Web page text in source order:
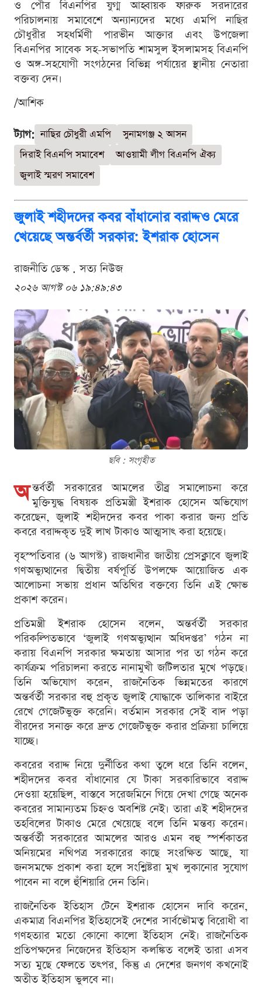
ও পৌর বিএনপির যুগ্ম আহ্বায়ক ফারুক সরদারের
পরিচালনায় সমাবেশে অন্যান্যদের মধ্যে এমপি নাছির
চৌধুরীর সহধর্মিণী পারভীন আক্তার এবং উপজেলা
বিএনপির সাবেক সহ-সভাপতি শামসুল ইসলামসহ বিএনপি
ও অঙ্গ-সহযোগী সংগঠনের বিভিন্ন পর্যায়ের স্থানীয় নেতারা
বক্তব্য দেন।
/আশিক
ট্যাগ: নাছির চৌধুরী এমপি
সুনামগঞ্জ ২ আসন
দিরাই বিএনপি সমাবেশ
আওয়ামী লীগ বিএনপি ঐক্য
জুলাই স্মরণ সমাবেশ
জুলাই শহীদদের কবর বাঁধানোর বরাদ্দও মেরে
খেয়েছে অন্তর্বর্তী সরকার: ইশরাক হোসেন
রাজনীতি ডেস্ক . সত্য নিউজ
২০২৬ আগস্ট ০৬ ১৯:৪৯:৪৩
ছবি : সংগৃহীত
অ ন্তর্বর্তী সরকারের আমলের তীব্র সমালোচনা করে
মুক্তিযুদ্ধ বিষয়ক প্রতিমন্ত্রী ইশরাক হোসেন অভিযোগ
করেছেন, জুলাই শহীদদের কবর পাকা করার জন্য প্রতি
কবরে বরাদ্দকৃত দুই লাখ টাকাও আত্মসাৎ করা হয়েছে।
বৃহস্পতিবার (৬ আগস্ট) রাজধানীর জাতীয় প্রেসক্লাবে জুলাই
গণঅভ্যুত্থানের দ্বিতীয় বর্ষপূর্তি উপলক্ষে আয়োজিত এক
আলোচনা সভায় প্রধান অতিথির বক্তব্যে তিনি এই ক্ষোভ
প্রকাশ করেন।
প্রতিমন্ত্রী ইশরাক হোসেন বলেন, অন্তর্বর্তী সরকার
পরিকল্পিতভাবে ‘জুলাই গণঅভ্যুত্থান অধিদপ্তর’ গঠন না
করায় বিএনপি সরকার ক্ষমতায় আসার পর তা গঠন করে
কার্যক্রম পরিচালনা করতে নানামুখী জটিলতার মুখে পড়ছে।
তিনি অভিযোগ করেন, রাজনৈতিক ভিন্নমতের কারণে
অন্তর্বর্তী সরকার বহু প্রকৃত জুলাই যোদ্ধাকে তালিকার বাইরে
রেখে গেজেটভুক্ত করেনি। বর্তমান সরকার সেই বাদ পড়া
বীরদের সনাক্ত করে দ্রুত গেজেটভুক্ত করার প্রক্রিয়া চালিয়ে
যাচ্ছে।
কবরের বরাদ্দ নিয়ে দুর্নীতির কথা তুলে ধরে তিনি বলেন,
শহীদদের কবর বাঁধানোর যে টাকা সরকারিভাবে বরাদ্দ
দেওয়া হয়েছিল, বাস্তবে সরেজমিনে গিয়ে দেখা গেছে অনেক
কবরের সামান্যতম চিহ্নও অবশিষ্ট নেই। তারা এই শহীদদের
তহবিলের টাকাও মেরে খেয়েছে বলে তিনি মন্তব্য করেন।
অন্তর্বর্তী সরকারের আমলের আরও এমন বহু স্পর্শকাতর
অনিয়মের নথিপত্র সরকারের কাছে সংরক্ষিত আছে, যা
জনসমক্ষে প্রকাশ করা হলে সংশ্লিষ্টরা মুখ লুকানোর সুযোগ
পাবেন না বলে হুঁশিয়ারি দেন তিনি।
রাজনৈতিক ইতিহাস টেনে ইশরাক হোসেন দাবি করেন,
একমাত্র বিএনপির ইতিহাসেই দেশের সার্বভৌমত্ব বিরোধী বা
গণহত্যার মতো কোনো কালো ইতিহাস নেই। রাজনৈতিক
প্রতিপক্ষদের নিজেদের ইতিহাস কলঙ্কিত বলেই তারা এসব
সত্য মুছে ফেলতে তৎপর, কিন্তু এ দেশের জনগণ কখনোই
অতীত ইতিহাস ভুলবে না।